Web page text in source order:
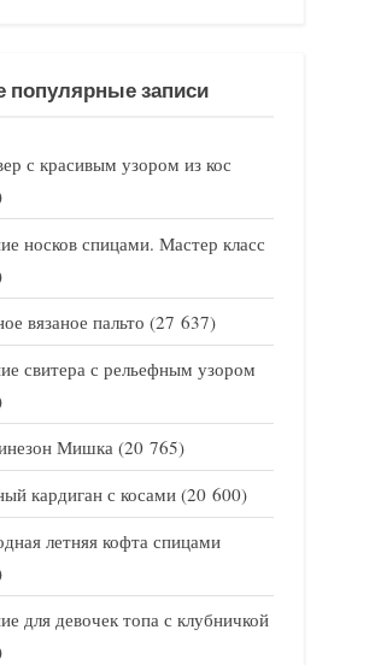
записи
с красивым узором из кос
носков спицами. Мастер класс
вязаное пальто (27 637)
свитера с рельефным узором
Мишка(20 765)
кардиган с косами (20 600)
летняя кофта спицами
для девочек топа с клубничкой